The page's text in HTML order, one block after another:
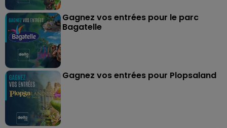
Gagnez vos entrées pour le parc
Bagatelle
Gagnez vos entrées pour Plopsaland